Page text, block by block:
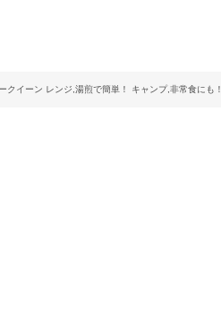
クイーン レンジ,湯煎で簡単！ キャンプ,非常食にも！